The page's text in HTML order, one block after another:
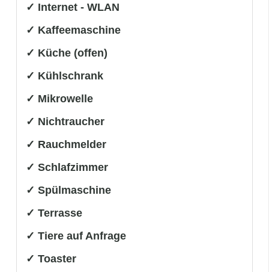
✓ Internet - WLAN
✓ Kaffeemaschine
✓ Küche (offen)
✓ Kühlschrank
✓ Mikrowelle
✓ Nichtraucher
✓ Rauchmelder
✓ Schlafzimmer
✓ Spülmaschine
✓ Terrasse
✓ Tiere auf Anfrage
✓ Toaster